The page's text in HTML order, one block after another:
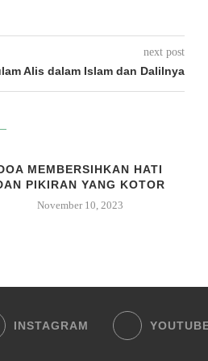
next post
Alis dalam Islam dan Dalilnya
MEMBERSIHKAN HATI
PIKIRAN YANG KOTOR
November 10, 2023
INSTAGRAM